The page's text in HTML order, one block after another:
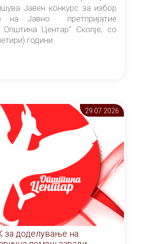
Јавен конкурс за избор
на Јавно претпријатие
Општина Центар“ Скопје, со
години.
29.07 2026